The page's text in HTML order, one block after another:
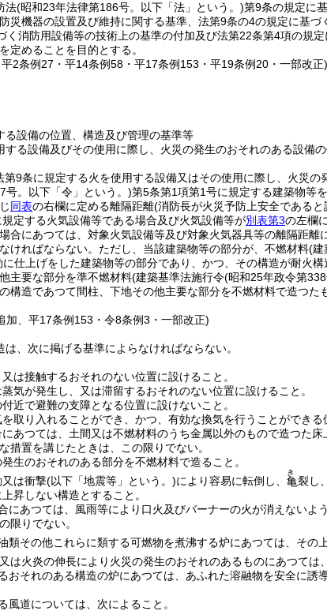
法(昭和23年法律第186号。以下「法」という。)第9条の規定に
災機器の設置及び維持に関する基準、法第9条の4の規定に基
く消防用設備等の技術上の基準の付加及び法第22条第4項の規
定めることを目的とする。
2条例27・平14条例58・平17条例153・平19条例20・一部改正)
る設備の位置、構造及び管理の基準等
する設備及びその使用に際し、火災の発生のおそれのある設備
第9条に規定する火を使用する設備又はその使用に際し、火災
号。以下「令」という。)第5条第1項第1号に規定する建築物等
同表の右欄に定める離隔距離(消防長が火災予防上安全である
規定する火気設備等である場合及び火気設備等が別表第3の左欄
合にあつては、対象火気設備等及び対象火気器具等の離隔距離
ければならない。 ただし、当該建築物等の部分が、不燃材料(建
に仕上げをした建築物等の部分であり、かつ、その構造が耐火構
主要な部分を準不燃材料(建築基準法施行令(昭和25年政令第
構造であつて間柱、下地その他主要な部分を不燃材料で造つた
加、平17条例153・令8条例3・一部改正)
、次に掲げる基準によらなければならない。
は接触するおそれのない位置に設けること。
気が発生し、又は滞留するおそれのない位置に設けること。
近で避難の支障となる位置に設けないこと。
取り入れることができ、かつ、有効な換気を行うことができる
あつては、土間又は不燃材料のうち金属以外のもので造つた床
措置を講じたときは、この限りでない。
生のおそれのある部分を不燃材料で造ること。
は衝撃(以下「地震等」という。)により容易に転倒し、 亀
き
裂し
昇しない構造とすること。
にあつては、風雨等により口火及びバーナーの火が消えないよ
限りでない。
類その他これらに類する可燃物を煮沸する炉にあつては、その
は火炎の伸長により火災の発生のおそれのあるものにあつては
おそれのある構造の炉にあつては、あふれた溶融物を安全に誘
風道については、次によること。